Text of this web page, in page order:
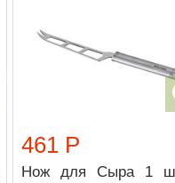
461 Р
Нож для Сыра 1